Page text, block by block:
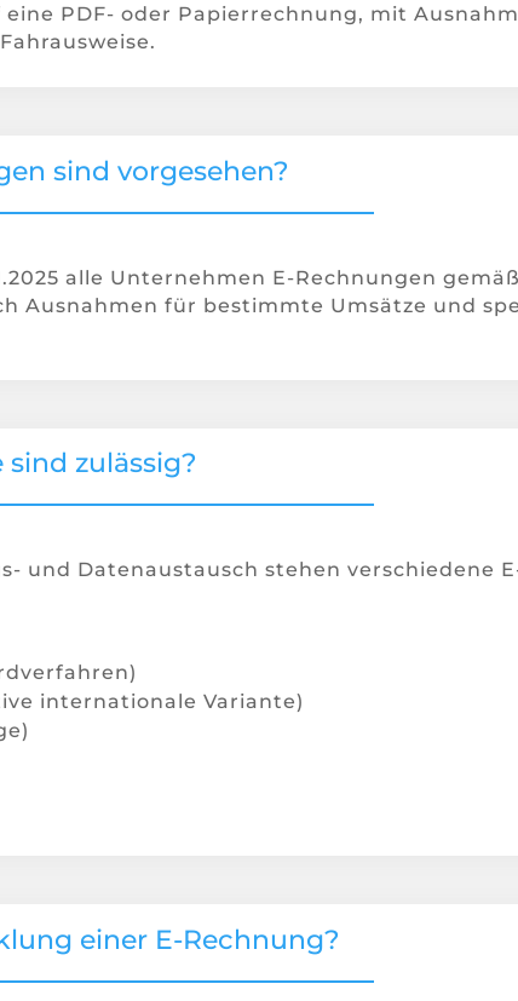
PDF- oder Papierrechnung, mit
sind vorgesehen?
alle Unternehmen E-Rechnungen
Ausnahmen für bestimmte Umsätze und
zulässig?
und Datenaustausch stehen verschiedene
internationale Variante)
einer E-Rechnung?